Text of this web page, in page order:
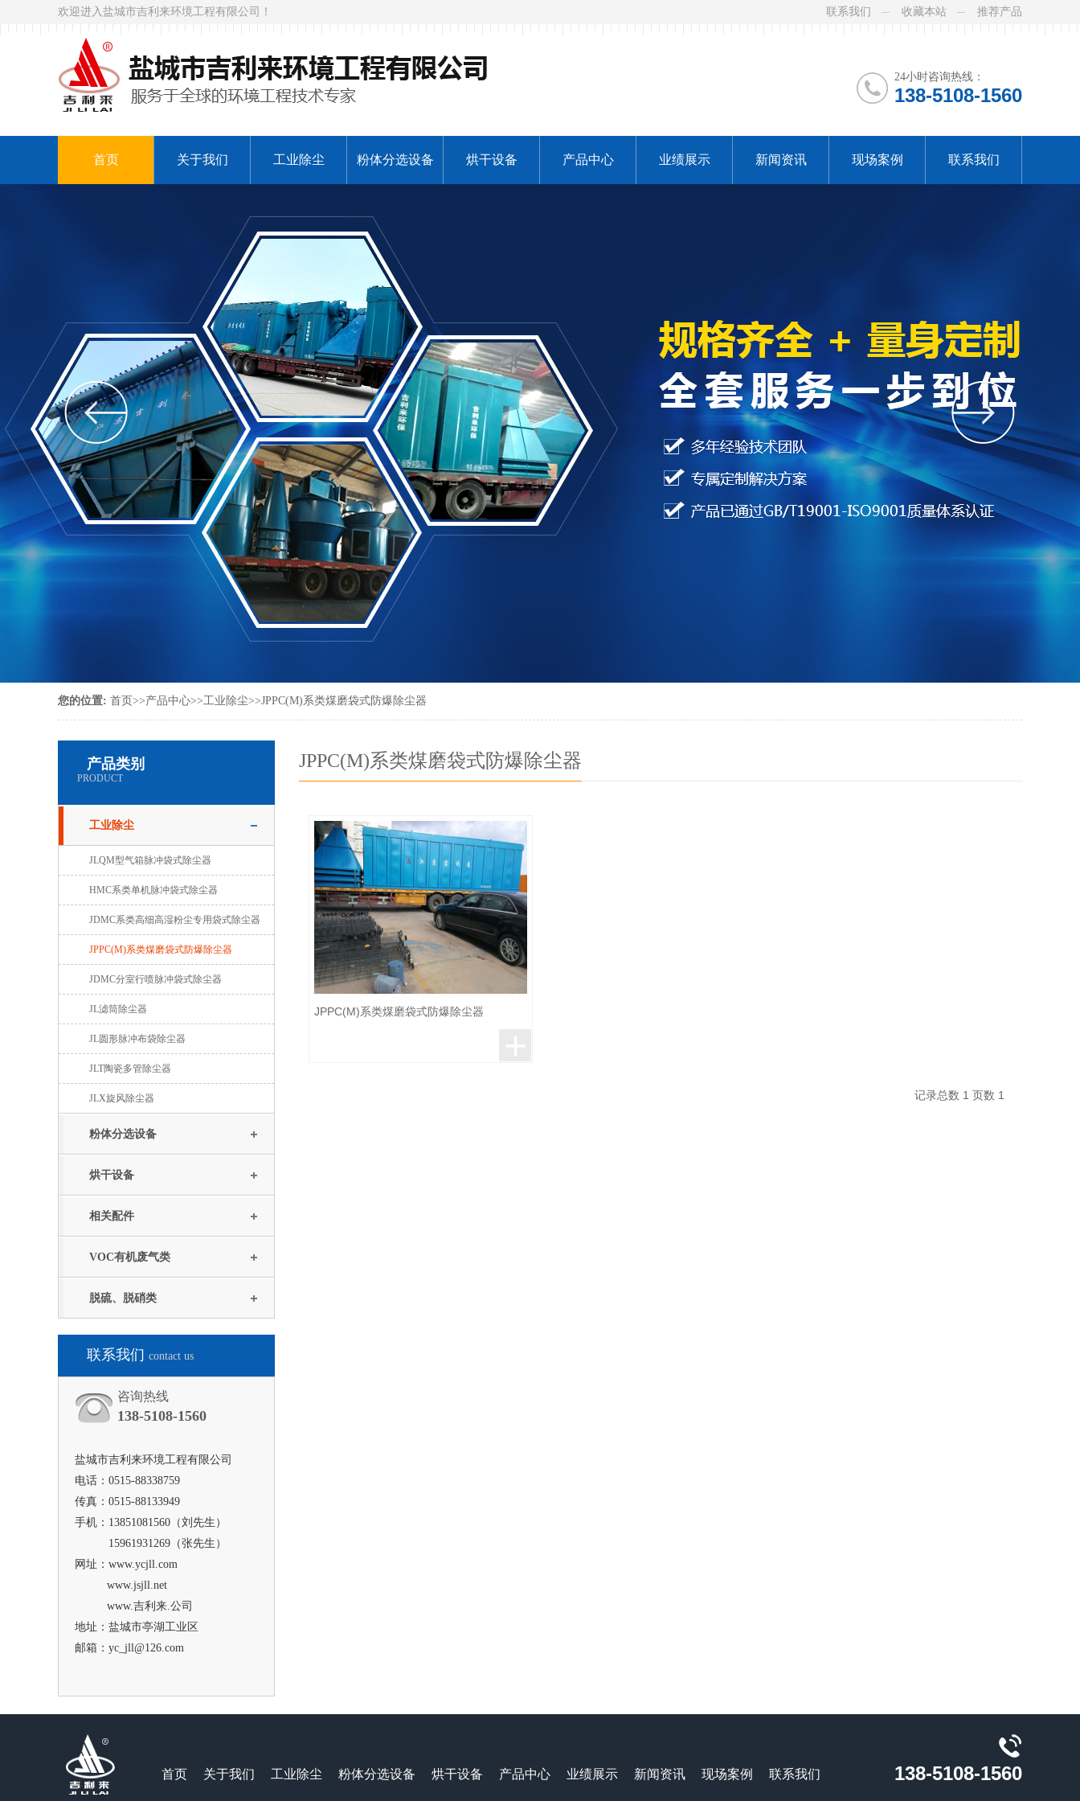
联系我们 收藏本站 推荐产品
欢迎进入盐城市吉利来环境工程有限公司！
24小时咨询热线：
138-5108-1560
首页 关于我们 工业除尘 粉体分选设备 烘干设备 产品中心 业绩展示 新闻资讯 现场案例 联系我们
您的位置: 首页 >>产品中心>>工业除尘>>JPPC(M)系类煤磨袋式防爆除尘器
产品类别
PRODUCT
工业除尘
JLQM型气箱脉冲袋式除尘器
HMC系类单机脉冲袋式除尘器
JDMC系类高细高湿粉尘专用袋式除尘器
JPPC(M)系类煤磨袋式防爆除尘器
JDMC分室行喷脉冲袋式除尘器
JL滤筒除尘器
JL圆形脉冲布袋除尘器
JLT陶瓷多管除尘器
JLX旋风除尘器
粉体分选设备
烘干设备
相关配件
VOC有机废气类
脱硫、脱硝类
联系我们 contact us
咨询热线
138-5108-1560
盐城市吉利来环境工程有限公司
电话：0515-88338759
传真：0515-88133949
手机：13851081560（刘先生）
15961931269（张先生）
网址：www.ycjll.com
www.jsjll.net
www.吉利来.公司
地址：盐城市亭湖工业区
邮箱：yc_jll@126.com
JPPC(M)系类煤磨袋式防爆除尘器
JPPC(M)系类煤磨袋式防爆除尘器
记录总数 1 页数 1
首页 关于我们 工业除尘 粉体分选设备 烘干设备 产品中心 业绩展示 新闻资讯 现场案例 联系我们 138-5108-1560